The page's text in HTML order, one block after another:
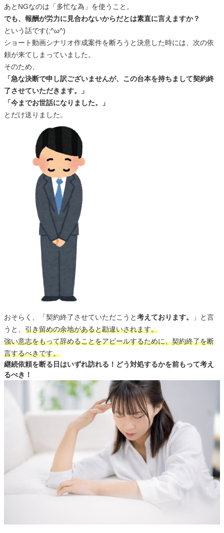
あとNGなのは「多忙な為」を使うこと。
でも、報酬が労力に見合わないからだとは素直に言えますか？
という話です(;^ω^)
ショート動画シナリオ作成案件を断ろうと決意した時には、次の依
頼が来てしまっていました。
そのため、
「急な決断で申し訳ございませんが、この台本を持ちまして契約終
了させていただきます。」
「今までお世話になりました。」
とだけ送りました。
おそらく、「契約終了させていただこうと考えております。
」と言
うと、 引き留めの余地があると勘違いされます。
強い意志をもって辞めることをアピールするために、契約終了を断
言するべきです。
継続依頼を断る日はいずれ訪れる！どう対処するかを前もって考え
るべき！